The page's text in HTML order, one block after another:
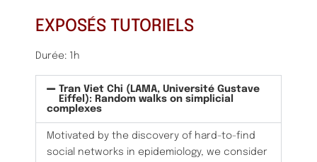
EXPOSÉS TUTORIELS
Durée: 1h
Tran Viet Chi (LAMA, Université Gustave
Eiffel): Random walks on simplicial
complexes
Motivated by the discovery of hard-to-find
social networks in epidemiology, we consider